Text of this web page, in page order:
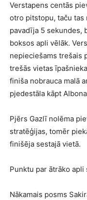
Verstapens centās
otro pitstopu, taču tas
pavadīja 5 sekundes,
boksos apli vēlāk.
nepieciešams trešais
trešās vietas
finiša nobrauca malā
pjedestāla kāpt
Pjērs Gazlī nolēma
stratēģijas, tomēr
finišēja sestajā vietā.
Punktu par ātrāko apli
Nākamais posms